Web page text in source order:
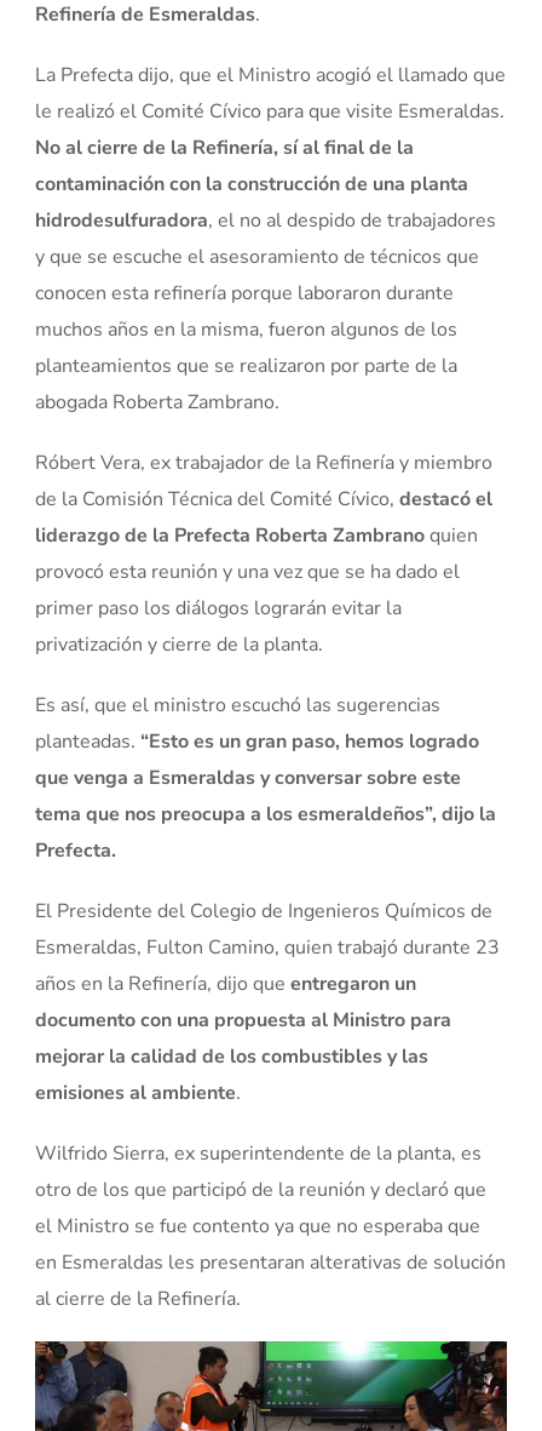
Refinería de Esmeraldas.
La Prefecta dijo, que el Ministro acogió el llamado que
le realizó el Comité Cívico para que visite Esmeraldas.
No al cierre de la Refinería, sí al final de la
contaminación con la construcción de una planta
hidrodesulfuradora, el no al despido de trabajadores
y que se escuche el asesoramiento de técnicos que
conocen esta refinería porque laboraron durante
muchos años en la misma, fueron algunos de los
planteamientos que se realizaron por parte de la
abogada Roberta Zambrano.
Róbert Vera, ex trabajador de la Refinería y miembro
de la Comisión Técnica del Comité Cívico,destacó el
liderazgo de la Prefecta Roberta Zambranoquien
provocó esta reunión y una vez que se ha dado el
primer paso los diálogos lograrán evitar la
privatización y cierre de la planta.
Es así, que el ministro escuchó las sugerencias
planteadas. “Esto es un gran paso, hemos logrado
que venga a Esmeraldas y conversar sobre este
tema que nos preocupa a los esmeraldeños”, dijo la
Prefecta.
El Presidente del Colegio de Ingenieros Químicos de
Esmeraldas, Fulton Camino, quien trabajó durante 23
años en la Refinería, dijo queentregaron un
documento con una propuesta al Ministro para
mejorar la calidad de los combustibles y las
emisiones al ambiente.
Wilfrido Sierra, ex superintendente de la planta, es
otro de los que participó de la reunión y declaró que
el Ministro se fue contento ya que no esperaba que
en Esmeraldas les presentaran alterativas de solución
al cierre de la Refinería.